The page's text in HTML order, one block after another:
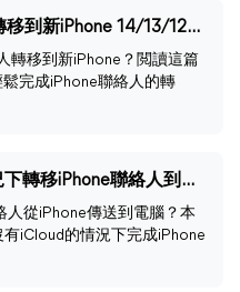
快速將舊iPhone中的聯絡人轉移到新iPhone 14/13/12/11/SE
轉移到新iPhone？閲讀這篇
完成iPhone聯絡人的轉
[3種方式]在沒有iCloud的情況下轉移iPhone聯絡人到電腦
從iPhone傳送到電腦？本
iCloud的情況下完成iPhone